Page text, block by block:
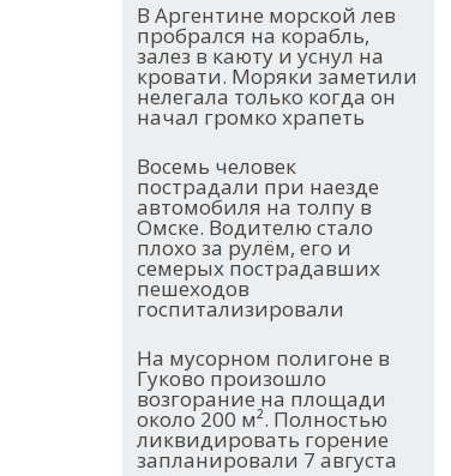
В Аргентине морской лев
пробрался на корабль,
залез в каюту и уснул на
кровати. Моряки заметили
нелегала только когда он
начал громко храпеть
Восемь человек
пострадали при наезде
автомобиля на толпу в
Омске. Водителю стало
плохо за рулём, его и
семерых пострадавших
пешеходов
госпитализировали
На мусорном полигоне в
Гуково произошло
возгорание на площади
около 200 м². Полностью
ликвидировать горение
запланировали 7 августа